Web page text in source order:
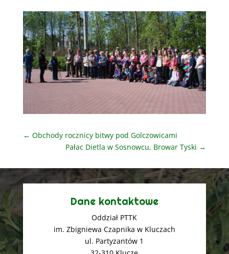
← Obchody rocznicy bitwy pod Golczowicami
Pałac Dietla w Sosnowcu, Browar Tyski →
Dane kontaktowe
Oddział PTTK
im. Zbigniewa Czapnika w Kluczach
ul. Partyzantów 1